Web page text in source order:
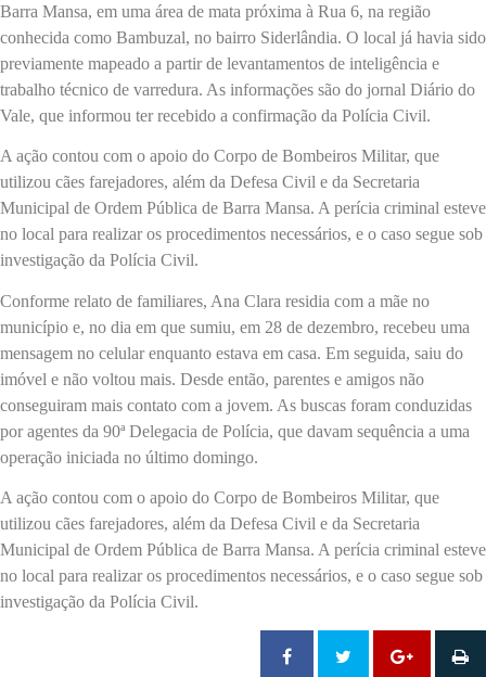
Barra Mansa, em uma área de mata próxima à Rua 6, na região
conhecida como Bambuzal, no bairro Siderlândia. O local já havia sido
previamente mapeado a partir de levantamentos de inteligência e
trabalho técnico de varredura. As informações são do jornal Diário do
Vale, que informou ter recebido a confirmação da Polícia Civil.
A ação contou com o apoio do Corpo de Bombeiros Militar, que
utilizou cães farejadores, além da Defesa Civil e da Secretaria
Municipal de Ordem Pública de Barra Mansa. A perícia criminal esteve
no local para realizar os procedimentos necessários, e o caso segue sob
investigação da Polícia Civil.
Conforme relato de familiares, Ana Clara residia com a mãe no
município e, no dia em que sumiu, em 28 de dezembro, recebeu uma
mensagem no celular enquanto estava em casa. Em seguida, saiu do
imóvel e não voltou mais. Desde então, parentes e amigos não
conseguiram mais contato com a jovem. As buscas foram conduzidas
por agentes da 90ª Delegacia de Polícia, que davam sequência a uma
operação iniciada no último domingo.
A ação contou com o apoio do Corpo de Bombeiros Militar, que
utilizou cães farejadores, além da Defesa Civil e da Secretaria
Municipal de Ordem Pública de Barra Mansa. A perícia criminal esteve
no local para realizar os procedimentos necessários, e o caso segue sob
investigação da Polícia Civil.